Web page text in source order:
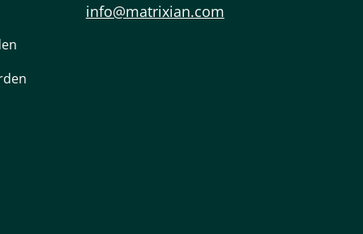
info@matrixian.com